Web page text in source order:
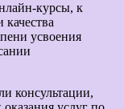
курсы, к
усвоения
консультации,